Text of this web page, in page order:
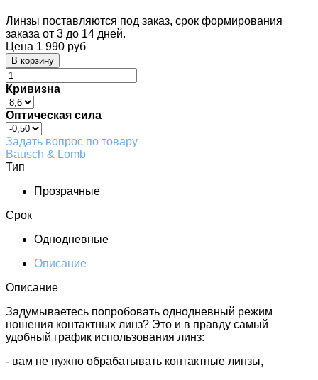
Линзы поставляются под заказ, cрок формирования
заказа от 3 до 14 дней.
Цена 1 990 руб
Кривизна
Оптическая сила
Задать вопрос по товару
Bausch & Lomb
Тип
Прозрачные
Срок
Однодневные
Описание
Описание
Задумываетесь попробовать однодневный режим
ношения контактных линз? Это и в правду самый
удобный график использования линз:
- вам не нужно обрабатывать контактные линзы,